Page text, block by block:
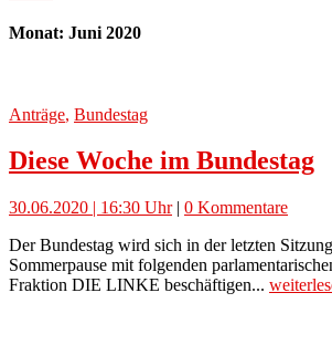
Monat: Juni 2020
Anträge, Bundestag
Diese Woche im Bundestag
30.06.2020 | 16:30 Uhr| 0 Kommentare
Der Bundestag wird sich in der letzten
Sommerpause mit folgenden
Fraktion DIE LINKE beschäftigen...